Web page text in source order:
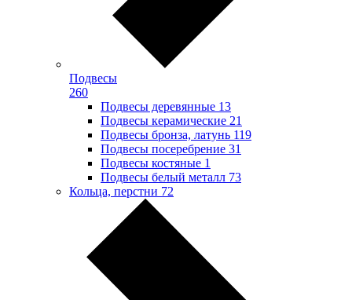
Подвесы
260
Подвесы деревянные 13
Подвесы керамические 21
Подвесы бронза, латунь 119
Подвесы посеребрение 31
Подвесы костяные 1
Подвесы белый металл 73
Кольца, перстни 72